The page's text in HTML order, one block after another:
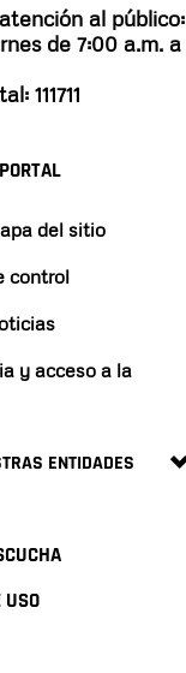
al público:
de 7:00 a.m. a
111711
del sitio
control
y acceso a la
ENTIDADES
USO